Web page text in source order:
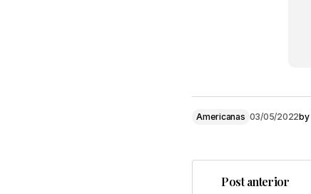
Americanas 03/05/2022by
Post anterior